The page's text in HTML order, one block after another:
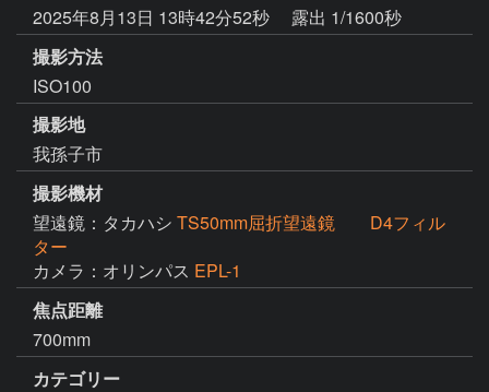
2025年8月13日 13時42分52秒
露出 1/1600秒
撮影方法
ISO100
撮影地
我孫子市
撮影機材
望遠鏡：タカハシ TS50mm屈折望遠鏡 D4フィル
ター
カメラ：オリンパス EPL-1
焦点距離
700mm
カテゴリー